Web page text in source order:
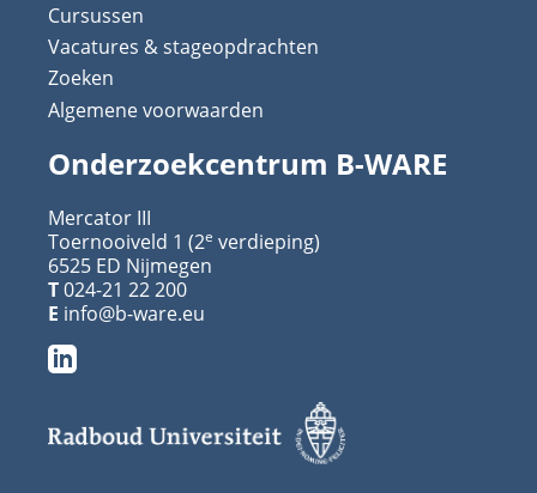
Cursussen
Vacatures & stageopdrachten
Zoeken
Algemene voorwaarden
Onderzoekcentrum B-WARE
Mercator III
Toernooiveld 1 (2e verdieping)
6525 ED Nijmegen
T024-21 22 200
E info@b-ware.eu